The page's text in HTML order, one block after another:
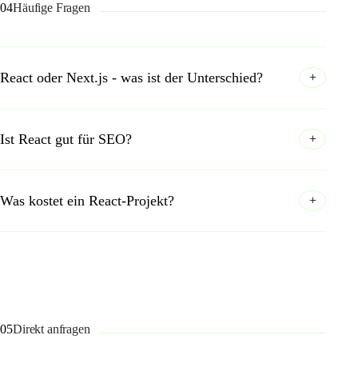
04Häufige Fragen
React oder Next.js - was ist der Unterschied? +
Ist React gut für SEO? +
Was kostet ein React-Projekt? +
05Direkt anfragen